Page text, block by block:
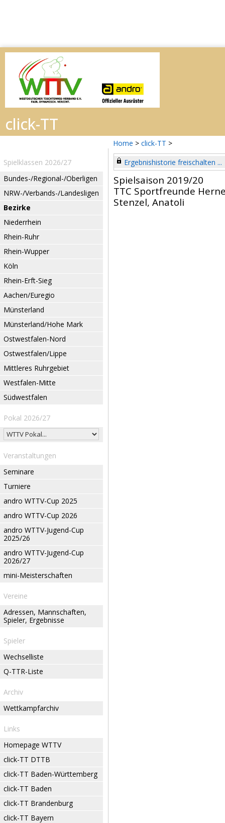
Home > click-TT >
Spielklassen 2026/27
Bundes-/Regional-/Oberligen
NRW-/Verbands-/Landesligen
Bezirke
Niederrhein
Rhein-Ruhr
Rhein-Wupper
Köln
Rhein-Erft-Sieg
Aachen/Euregio
Münsterland
Münsterland/Hohe Mark
Ostwestfalen-Nord
Ostwestfalen/Lippe
Mittleres Ruhrgebiet
Westfalen-Mitte
Südwestfalen
Pokal 2026/27
Veranstaltungen
Seminare
Turniere
andro WTTV-Cup 2025
andro WTTV-Cup 2026
andro WTTV-Jugend-Cup
2025/26
andro WTTV-Jugend-Cup
2026/27
mini-Meisterschaften
Vereine
Adressen, Mannschaften,
Spieler, Ergebnisse
Spieler
Wechselliste
Q-TTR-Liste
Archiv
Wettkampfarchiv
Links
Homepage WTTV
click-TT DTTB
click-TT Baden-Württemberg
click-TT Baden
click-TT Brandenburg
click-TT Bayern
Ergebnishistorie freischalten ...
Spielsaison 2019/20
TTC Sportfreunde
Stenzel, Anatoli